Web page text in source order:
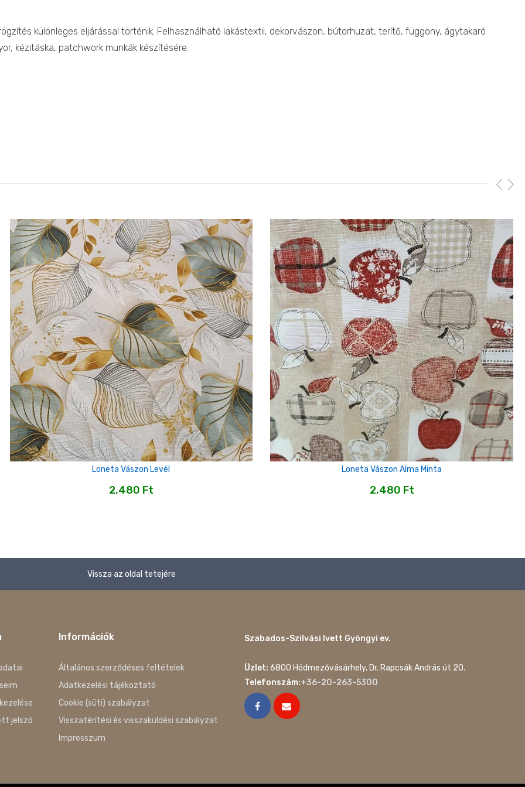
különleges eljárással történik. Felhasználható lakástextil, dekorvászon, bútorhuzat, terítő, függöny, ágytakaró
kézitáska, patchwork munkák készítésére.
Loneta Vászon Levél
2,480 Ft
Loneta Vászon Alma Minta
2,480 Ft
Vissza az oldal tetejére
jelszó
Információk
Általános szerződéses feltételek
Adatkezelési tájékoztató
Cookie (süti) szabályzat
Visszatérítési és visszaküldési szabályzat
Impresszum
Szabados-Szilvási Ivett Gyöngyi ev.
Üzlet: 6800 Hódmezővásárhely, Dr. Rapcsák András út 20.
Telefonszám:+36-20-263-5300